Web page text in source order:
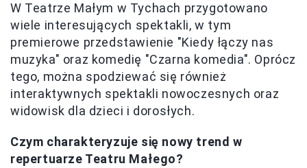
W Teatrze Małym w Tychach przygotowano
wiele interesujących spektakli, w tym
premierowe przedstawienie "Kiedy łączy nas
muzyka" oraz komedię "Czarna komedia". Oprócz
tego, można spodziewać się również
interaktywnych spektakli nowoczesnych oraz
widowisk dla dzieci i dorosłych.
Czym charakteryzuje się nowy trend w
repertuarze Teatru Małego?